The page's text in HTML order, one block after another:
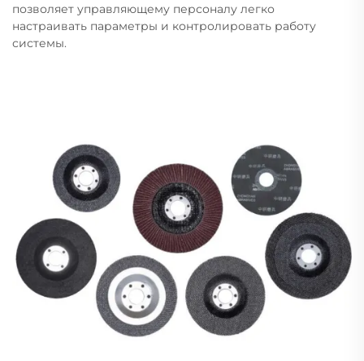
позволяет управляющему персоналу легко
настраивать параметры и контролировать работу
системы.